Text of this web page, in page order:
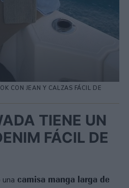
CON JEAN Y CALZAS FÁCIL DE
TIENE UN
FÁCIL DE
camisa manga larga de